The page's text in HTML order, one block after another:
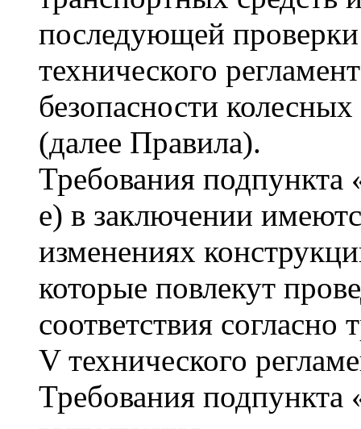
последующей
технического
безопасности
(далее Правила).
Требования подпункта
е) в заключении
изменениях
которые повлекут
соответствия согласно
V технического
Требования подпункта